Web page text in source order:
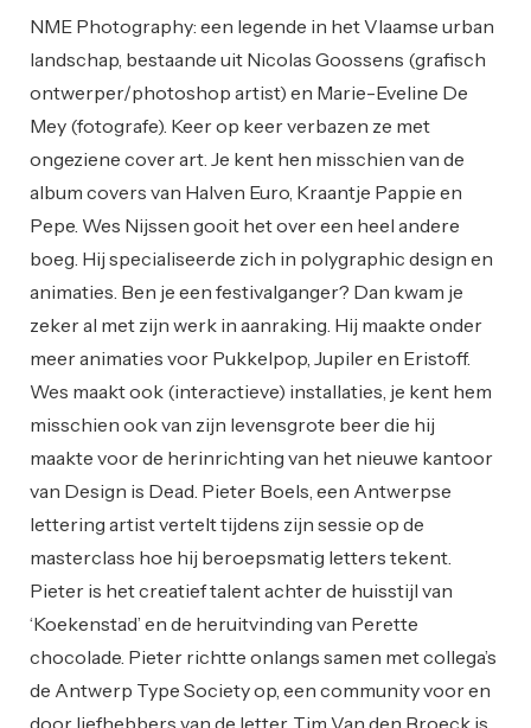
NME Photography: een legende in het Vlaamse urban
landschap, bestaande uit Nicolas Goossens (grafisch
ontwerper/photoshop artist) en Marie-Eveline De
Mey (fotografe). Keer op keer verbazen ze met
ongeziene cover art. Je kent hen misschien van de
album covers van Halven Euro, Kraantje Pappie en
Pepe. Wes Nijssen gooit het over een heel andere
boeg. Hij specialiseerde zich in polygraphic design en
animaties. Ben je een festivalganger? Dan kwam je
zeker al met zijn werk in aanraking. Hij maakte onder
meer animaties voor Pukkelpop, Jupiler en Eristoff.
Wes maakt ook (interactieve) installaties, je kent hem
misschien ook van zijn levensgrote beer die hij
maakte voor de herinrichting van het nieuwe kantoor
van Design is Dead. Pieter Boels, een Antwerpse
lettering artist vertelt tijdens zijn sessie op de
masterclass hoe hij beroepsmatig letters tekent.
Pieter is het creatief talent achter de huisstijl van
‘Koekenstad’ en de heruitvinding van Perette
chocolade. Pieter richtte onlangs samen met collega’s
de Antwerp Type Society op, een community voor en